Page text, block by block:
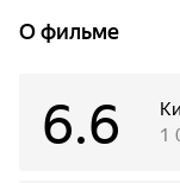
возится с
капитаном ездит
О фильме
6.6 1